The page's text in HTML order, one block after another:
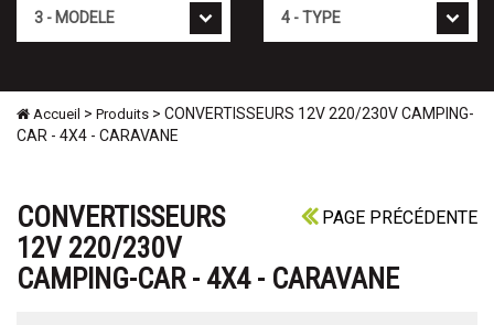
Accueil > Produits > CONVERTISSEURS 12V 220/230V CAMPING-
CAR - 4X4 - CARAVANE
PAGE PRÉCÉDENTE
CONVERTISSEURS
12V 220/230V
CAMPING-CAR - 4X4 - CARAVANE